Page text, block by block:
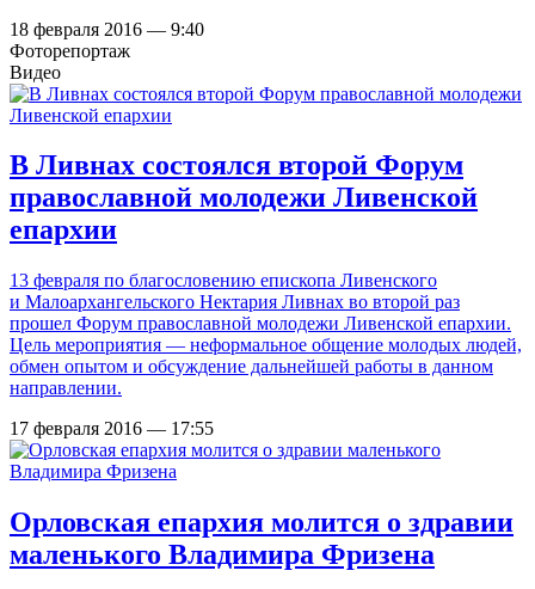
18 февраля 2016 — 9:40
Фоторепортаж
Видео
В Ливнах состоялся второй Форум
православной молодежи Ливенской
епархии
13 февраля по благословению епископа Ливенского
и Малоархангельского Нектария Ливнах во второй раз
прошел Форум православной молодежи Ливенской епархии.
Цель мероприятия — неформальное общение молодых людей,
обмен опытом и обсуждение дальнейшей работы в данном
направлении.
17 февраля 2016 — 17:55
Орловская епархия молится о здравии
маленького Владимира Фризена